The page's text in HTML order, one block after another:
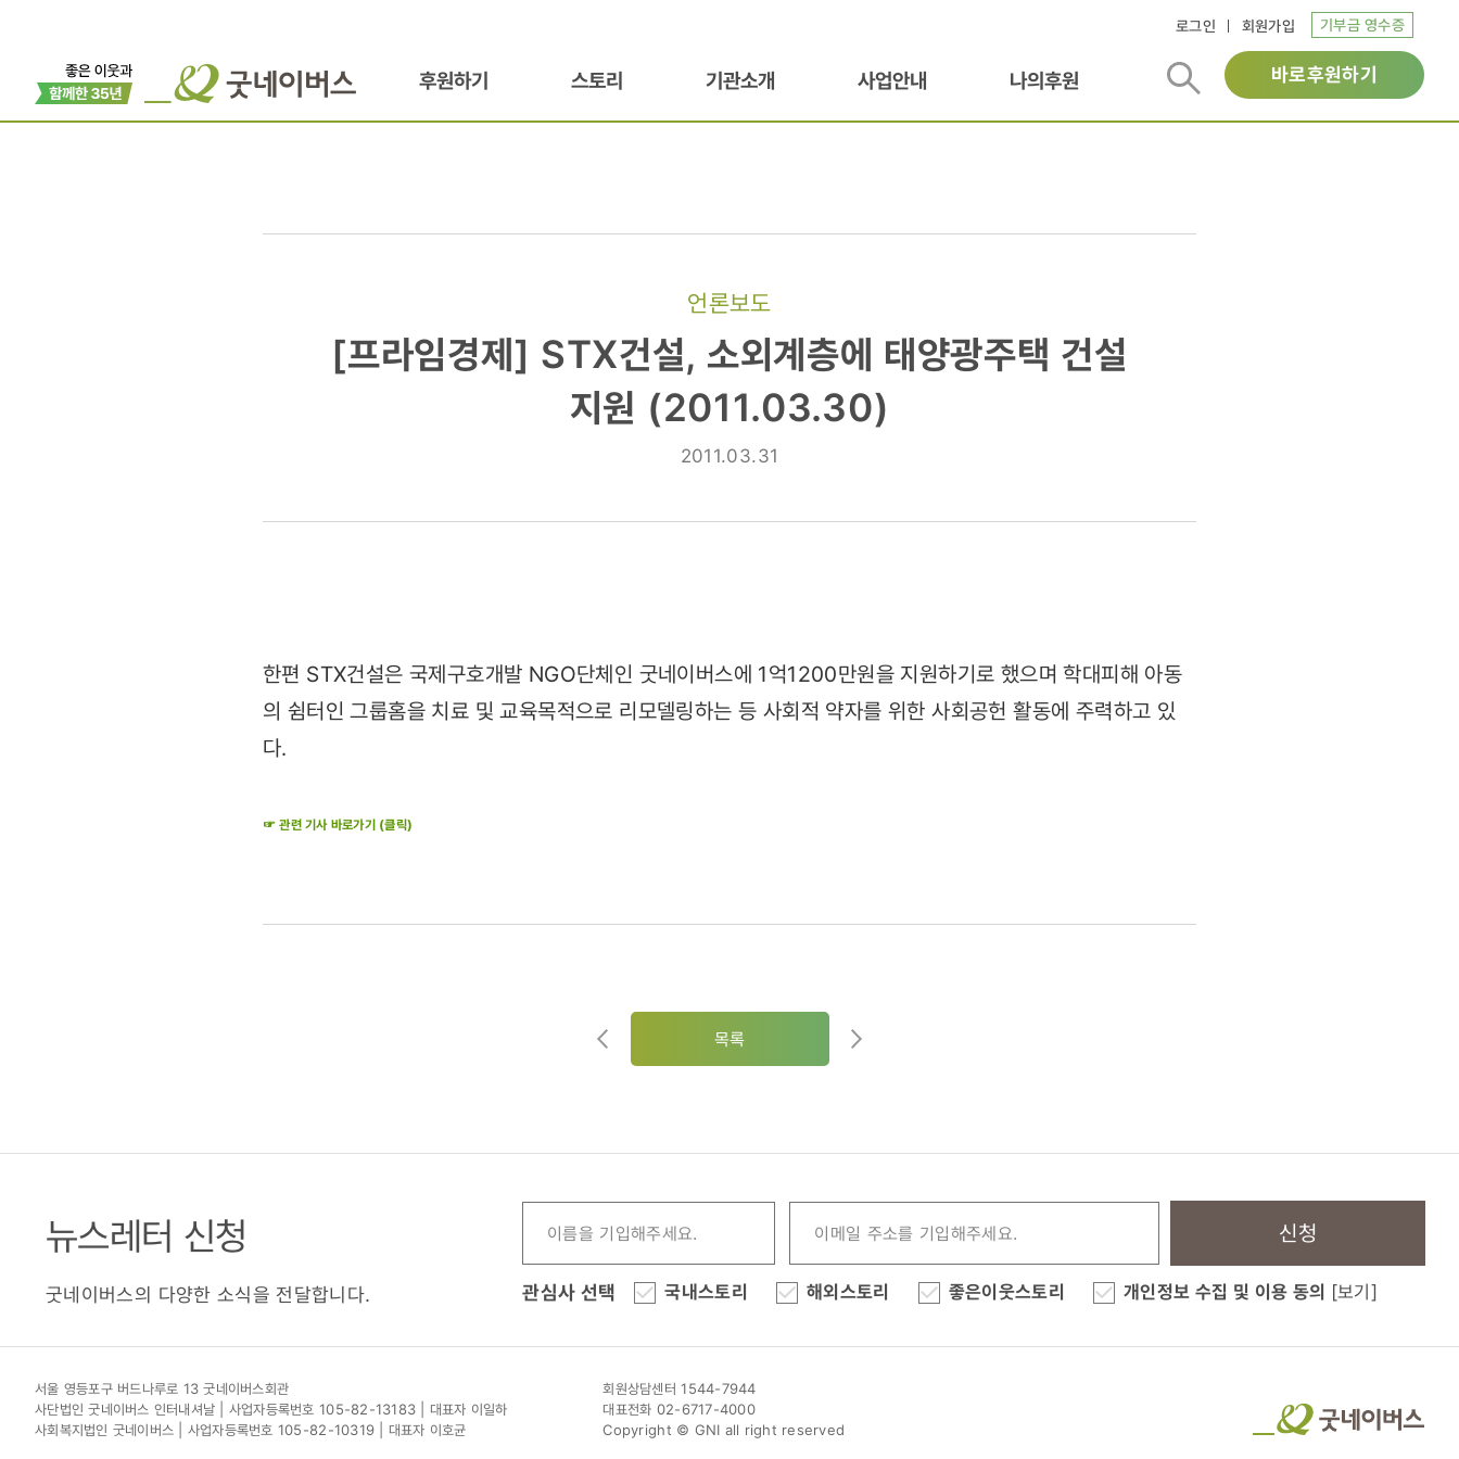
로그인 회원가입 기부금 영수증
후원하기 스토리 기관소개 사업안내 나의후원 바로후원하기
언론보도
[프라임경제]
태양광주택
(2011.03.30)
[프라임경제] STX건설, 소외계층에 태양광주택 건설
지원 (2011.03.30)
2011.03.31
한편 STX건설은 국제구호개발 NGO단체인 굿네이버스에 1억1200만원을 지원하기로 했으며 학대피해 아동
의 쉼터인 그룹홈을 치료 및 교육목적으로 리모델링하는 등 사회적 약자를 위한 사회공헌 활동에 주력하고 있
다.
☞ 관련 기사 바로가기 (클릭)
목록
뉴스레터 신청
굿네이버스의 다양한 소식을 전달합니다.
신청
관심사 선택 국내스토리 해외스토리 좋은이웃스토리 개인정보 수집 및 이용 동의 [보기]
서울 영등포구 버드나루로 13 굿네이버스회관
사단법인 굿네이버스 인터내셔날 | 사업자등록번호 105-82-13183 | 대표자 이일하
사회복지법인 굿네이버스 | 사업자등록번호 105-82-10319 | 대표자 이호균
회원상담센터 1544-7944
대표전화 02-6717-4000
Copyright © GNI all right reserved